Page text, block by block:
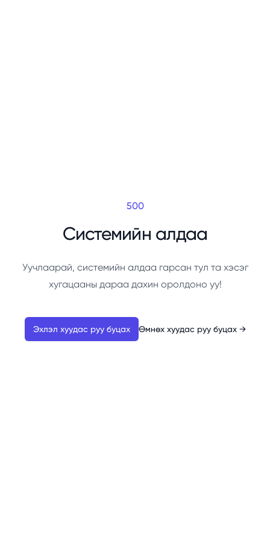
500
Системийн алдаа
Уучлаарай, системийн алдаа гарсан тул та хэсэг
хугацааны дараа дахин оролдоно уу!
Эхлэл хуудас руу буцах Өмнөх хуудас руу буцах →